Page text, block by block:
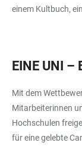
einem Kultbuch,
EINE UNI –
Mit dem
Mitarbeiterinnen
Hochschulen
für eine gelebte